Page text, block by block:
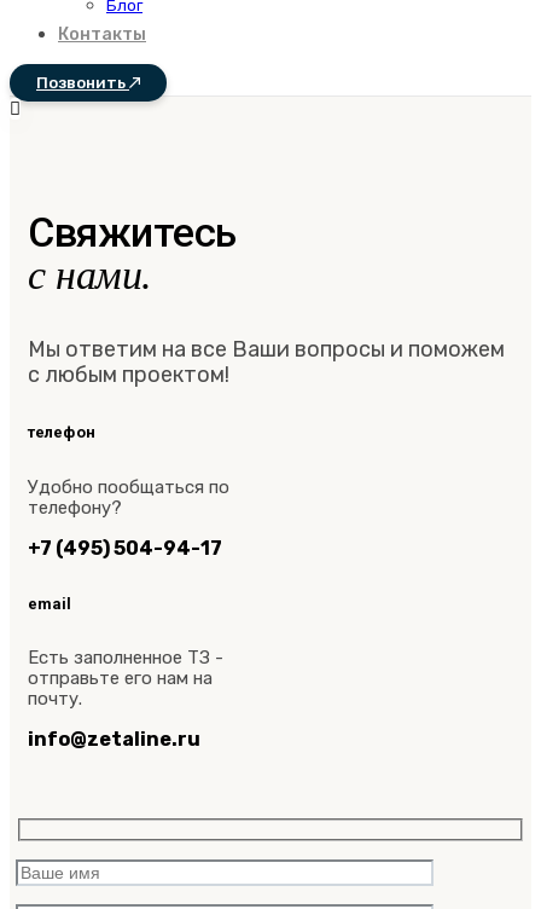
Блог
Контакты
Позвонить
Свяжитесь
с нами.
Мы ответим на все Ваши вопросы и поможем
с любым проектом!
телефон
Удобно пообщаться по
телефону?
+7 (495) 504-94-17
email
Есть заполненное ТЗ -
отправьте его нам на
почту.
info@zetaline.ru